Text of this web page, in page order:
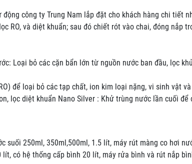
công ty Trung Nam lắp đặt cho khách hàng chi tiết
RO, và diệt khuẩn; sau đó chiết rót vào chai, đóng nắp
Loại bỏ các cặn bẩn lớn từ nguồn nước ban đầu, lọc
để loại bỏ các tạp chất, ion kim loại nặng, vi sinh vật
lọc diệt khuẩn Nano Silver : Khử trùng nước lần cuối để
suối 250ml, 350ml,500ml, 1.5 lít, máy rút màng co hơi
có hệ thống cấp bình 20 lít, máy rửa bình và rút nắp